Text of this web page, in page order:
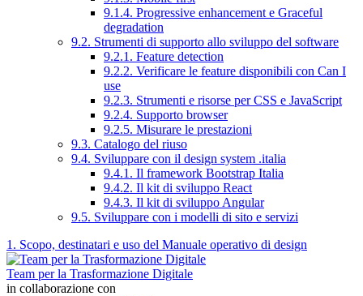
9.1.4. Progressive enhancement e Graceful
degradation
9.2. Strumenti di supporto allo sviluppo del software
9.2.1. Feature detection
9.2.2. Verificare le feature disponibili con Can I
use
9.2.3. Strumenti e risorse per CSS e JavaScript
9.2.4. Supporto browser
9.2.5. Misurare le prestazioni
9.3. Catalogo del riuso
9.4. Sviluppare con il design system .italia
9.4.1. Il framework Bootstrap Italia
9.4.2. Il kit di sviluppo React
9.4.3. Il kit di sviluppo Angular
9.5. Sviluppare con i modelli di sito e servizi
1. Scopo, destinatari e uso del Manuale operativo di design
Team per la Trasformazione Digitale
in collaborazione con